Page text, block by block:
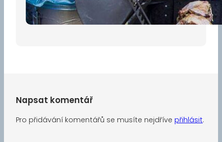
30 dubna, 2026
Napsat komentář
Pro přidávání komentářů se musíte nejdříve přihlásit.